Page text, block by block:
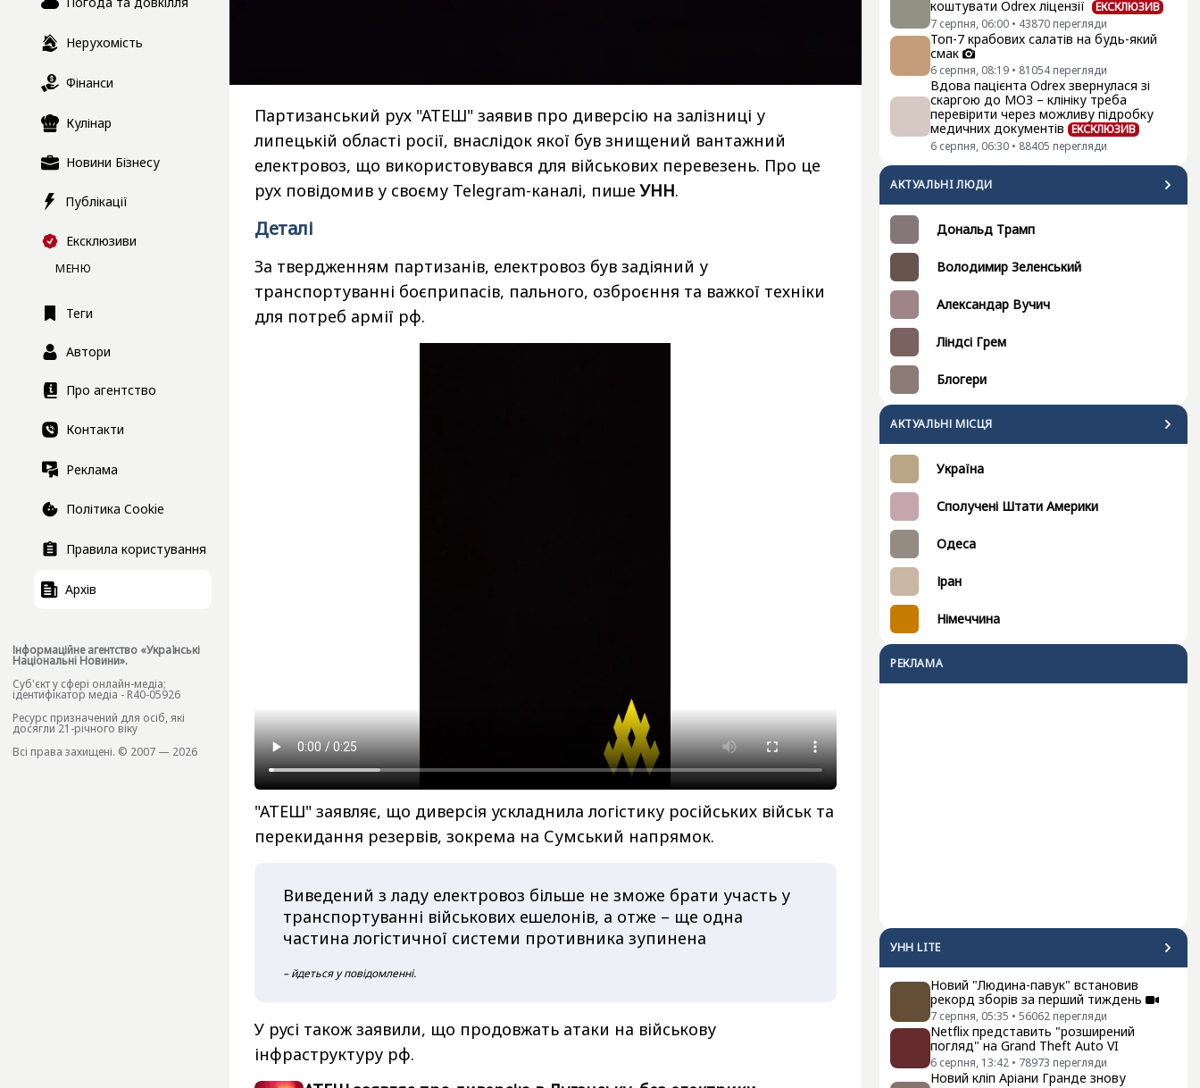
Нерухомість
Фінанси
Кулінар
Новини Бізнесу
Публікації
Ексклюзиви
МЕНЮ
Теги
Автори
Про агентство
Контакти
Реклама
Політика Cookie
Правила користування
Архів
Інформаційне агентство «Українські
Національні Новини».
Cуб'єкт у сфері онлайн-медіа;
ідентифікатор медіа - R40-05926
Ресурс призначений для осіб, які
досягли 21-річного віку
Всі права захищені. © 2007 — 2026
коштувати Odrex ліцензії
ЕКСКЛЮЗИВ
7 серпня, 06:00 • 43870 перегляди
Топ-7 крабових салатів на будь-який
смак
6 серпня, 08:19 • 81054 перегляди
Вдова пацієнта Odrex звернулася зі
скаргою до МОЗ – клініку треба
перевірити через можливу підробку
медичних документів ЕКСКЛЮЗИВ
6 серпня, 06:30 • 88405 перегляди
АКТУАЛЬНI ЛЮДИ
Дональд Трамп
Володимир Зеленський
Александар Вучич
Ліндсі Грем
Блогери
АКТУАЛЬНІ МІСЦЯ
Україна
Сполучені Штати Америки
Одеса
Іран
Німеччина
РЕКЛАМА
УНН LITE
Новий "Людина-павук" встановив
рекорд зборів за перший тиждень
7 серпня, 05:35 • 56062 перегляди
Netflix представить "розширений
погляд" на Grand Theft Auto VI
6 серпня, 13:42 • 78973 перегляди
Новий кліп Аріани Гранде знову
Партизанський рух "АТЕШ" заявив про диверсію на залізниці у
липецькій області росії, внаслідок якої був знищений вантажний
електровоз, що використовувався для військових перевезень. Про це
рух повідомив у своєму Telegram-каналі, пишеУНН.
Деталі
За твердженням партизанів, електровоз був задіяний у
транспортуванні боєприпасів, пального, озброєння та важкої техніки
для потреб армії рф.
"АТЕШ" заявляє, що диверсія ускладнила логістику російських військ та
перекидання резервів, зокрема на Сумський напрямок.
Виведений з ладу електровоз більше не зможе брати участь у
транспортуванні військових ешелонів, а отже – ще одна
частина логістичної системи противника зупинена
– йдеться у повідомленні.
У русі також заявили, що продовжать атаки на військову
інфраструктуру рф.